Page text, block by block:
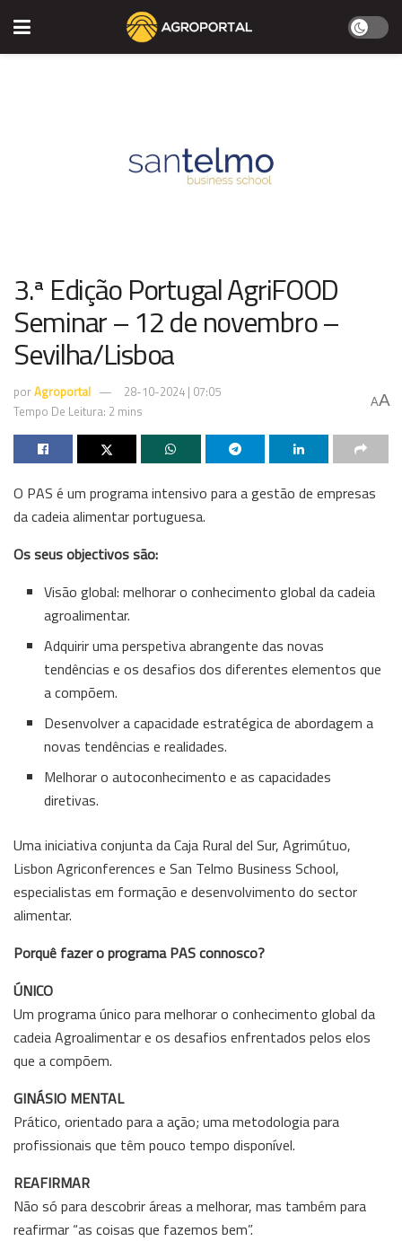
3.ª Edição Portugal AgriFOOD
Seminar – 12 de novembro –
Sevilha/Lisboa
porAgroportal
28-10-2024 | 07:05
Tempo De Leitura: 2 mins
AA
O PAS é um programa intensivo para a gestão de empresas
da cadeia alimentar portuguesa.
Os seus objectivos são:
Visão global: melhorar o conhecimento global da cadeia
agroalimentar.
Adquirir uma perspetiva abrangente das novas
tendências e os desafios dos diferentes elementos que
a compõem.
Desenvolver a capacidade estratégica de abordagem a
novas tendências e realidades.
Melhorar o autoconhecimento e as capacidades
diretivas.
Uma iniciativa conjunta da Caja Rural del Sur, Agrimútuo,
Lisbon Agriconferences e San Telmo Business School,
especialistas em formação e desenvolvimento do sector
alimentar.
Porquê fazer o programa PAS connosco?
ÚNICO
Um programa único para melhorar o conhecimento global da
cadeia Agroalimentar e os desafios enfrentados pelos elos
que a compõem.
GINÁSIO MENTAL
Prático, orientado para a ação; uma metodologia para
profissionais que têm pouco tempo disponível.
REAFIRMAR
Não só para descobrir áreas a melhorar, mas também para
reafirmar “as coisas que fazemos bem”.